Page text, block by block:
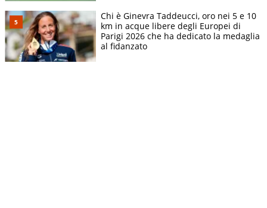
Chi è Ginevra Taddeucci, oro nei 5 e 10
km in acque libere degli Europei di
Parigi 2026 che ha dedicato la medaglia
al fidanzato